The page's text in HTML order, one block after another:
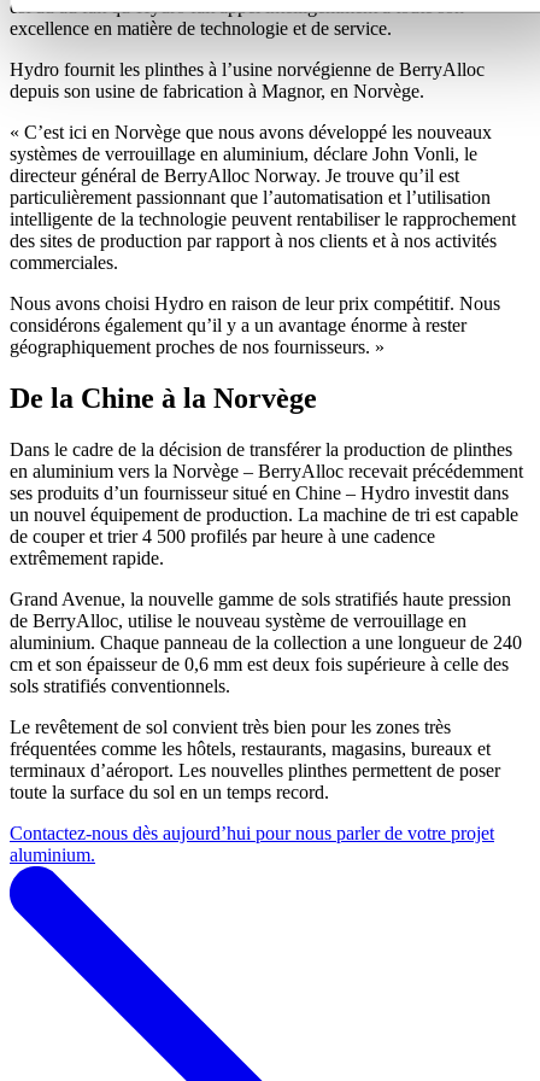
est dû au fait qu’Hydro fait appel intelligemment à toute son
excellence en matière de technologie et de service.
Hydro fournit les plinthes à l’usine norvégienne de BerryAlloc
depuis son usine de fabrication à Magnor, en Norvège.
« C’est ici en Norvège que nous avons développé les nouveaux
systèmes de verrouillage en aluminium, déclare John Vonli, le
directeur général de BerryAlloc Norway. Je trouve qu’il est
particulièrement passionnant que l’automatisation et l’utilisation
intelligente de la technologie peuvent rentabiliser le rapprochement
des sites de production par rapport à nos clients et à nos activités
commerciales.
Nous avons choisi Hydro en raison de leur prix compétitif. Nous
considérons également qu’il y a un avantage énorme à rester
géographiquement proches de nos fournisseurs. »
De la Chine à la Norvège
Dans le cadre de la décision de transférer la production de plinthes
en aluminium vers la Norvège – BerryAlloc recevait précédemment
ses produits d’un fournisseur situé en Chine – Hydro investit dans
un nouvel équipement de production. La machine de tri est capable
de couper et trier 4 500 profilés par heure à une cadence
extrêmement rapide.
Grand Avenue, la nouvelle gamme de sols stratifiés haute pression
de BerryAlloc, utilise le nouveau système de verrouillage en
aluminium. Chaque panneau de la collection a une longueur de 240
cm et son épaisseur de 0,6 mm est deux fois supérieure à celle des
sols stratifiés conventionnels.
Le revêtement de sol convient très bien pour les zones très
fréquentées comme les hôtels, restaurants, magasins, bureaux et
terminaux d’aéroport. Les nouvelles plinthes permettent de poser
toute la surface du sol en un temps record.
Contactez-nous dès aujourd’hui pour nous parler de votre projet
aluminium.